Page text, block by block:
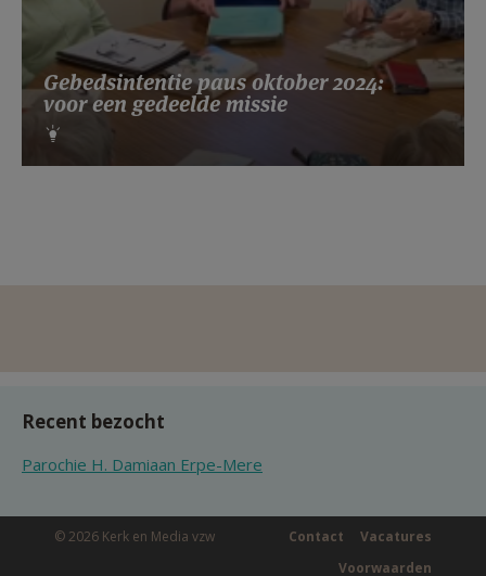
Gebedsintentie paus oktober 2024:
voor een gedeelde missie
Recent bezocht
Parochie H. Damiaan Erpe-Mere
© 2026 Kerk en Media vzw Vacatures
Contact
Voorwaarden